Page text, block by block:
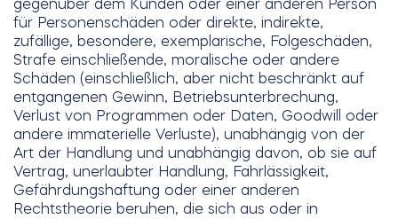
gegenüber dem Kunden oder einer anderen Person
für Personenschäden oder direkte, indirekte,
zufällige, besondere, exemplarische, Folgeschäden,
Strafe einschließende, moralische oder andere
Schäden (einschließlich, aber nicht beschränkt auf
entgangenen Gewinn, Betriebsunterbrechung,
Verlust von Programmen oder Daten, Goodwill oder
andere immaterielle Verluste), unabhängig von der
Art der Handlung und unabhängig davon, ob sie auf
Vertrag, unerlaubter Handlung, Fahrlässigkeit,
Gefährdungshaftung oder einer anderen
Rechtstheorie beruhen, die sich aus oder in